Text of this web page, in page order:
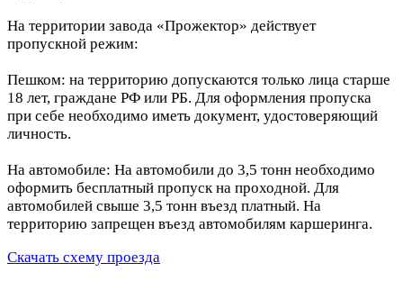
На территории завода «Прожектор» действует
пропускной режим:
Пешком: на территорию допускаются только лица старше
18 лет, граждане РФ или РБ. Для оформления пропуска
при себе необходимо иметь документ, удостоверяющий
личность.
На автомобиле: На автомобили до 3,5 тонн необходимо
оформить бесплатный пропуск на проходной. Для
автомобилей свыше 3,5 тонн въезд платный. На
территорию запрещен въезд автомобилям каршеринга.
Скачать схему проезда